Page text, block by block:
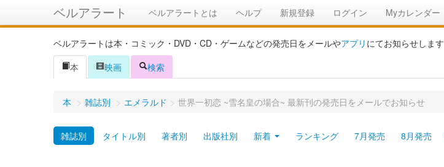
ベルアラート ベルアラートとは ヘルプ 新規登録 ログイン Myカレンダー
ベルアラートは本・コミック・DVD・CD・ゲームなどの発売日をメールやアプリ にてお知らせします
本
映画 検索
本 > 雑誌別 > エメラルド > 世界一初恋 ~雪名皇の場合~ 最新刊の発売日をメールでお知らせ
雑誌別 タイトル別 著者別 出版社別 新着 ランキング 7月発売 8月発売